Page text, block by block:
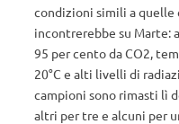
condizioni simili a quelle
incontrerebbe su Marte:
95 per cento da CO2,
20°C e alti livelli di
campioni sono rimasti lì
altri per tre e alcuni per